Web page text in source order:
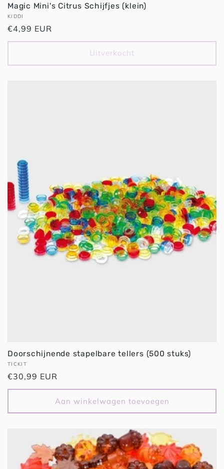
Magic Mini's Citrus Schijfjes (klein)
Verkoper:
KIDDI
Normale
prijs
€4,99 EUR
Uitverkocht
Doorschijnende stapelbare tellers (500 stuks)
Verkoper:
TICKIT
Normale
prijs
€30,99 EUR
Aan winkelwagen toevoegen